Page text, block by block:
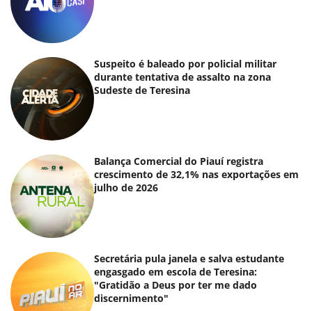
Suspeito é baleado por policial militar
durante tentativa de assalto na zona
Sudeste de Teresina
Balança Comercial do Piauí registra
crescimento de 32,1% nas exportações em
julho de 2026
Secretária pula janela e salva estudante
engasgado em escola de Teresina:
"Gratidão a Deus por ter me dado
discernimento"